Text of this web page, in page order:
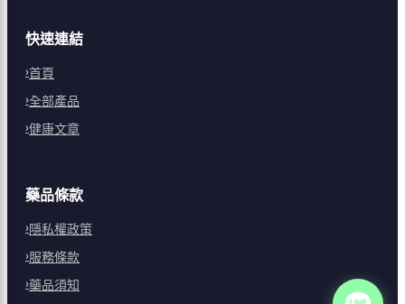
快速連結
首頁
全部產品
健康文章
藥品條款
隱私權政策
服務條款
藥品須知